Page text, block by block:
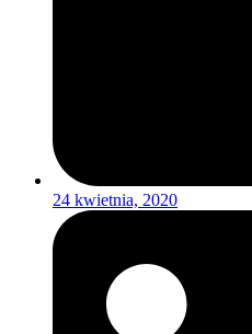
24 kwietnia, 2020